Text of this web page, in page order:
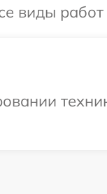
виды работ